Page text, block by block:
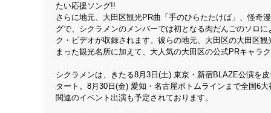
たい応援ソング!!
さらに地元、大田区観光PR曲「手のひらたたけば」、怪奇
グで、シクラメンのメンバーでは初となる肉だんごのソロ
ク・ビデオが収録されます。彼らの地元、大田区の大田区
まった観光名所に加えて、大人気の大田区の公式PRキャラ
シクラメンは、きたる8月3日(土) 東京・新宿BLAZE公演を
タート。8月30日(金) 愛知・名古屋ボトムラインまで全国6
関連のイベント出演も予定されております。